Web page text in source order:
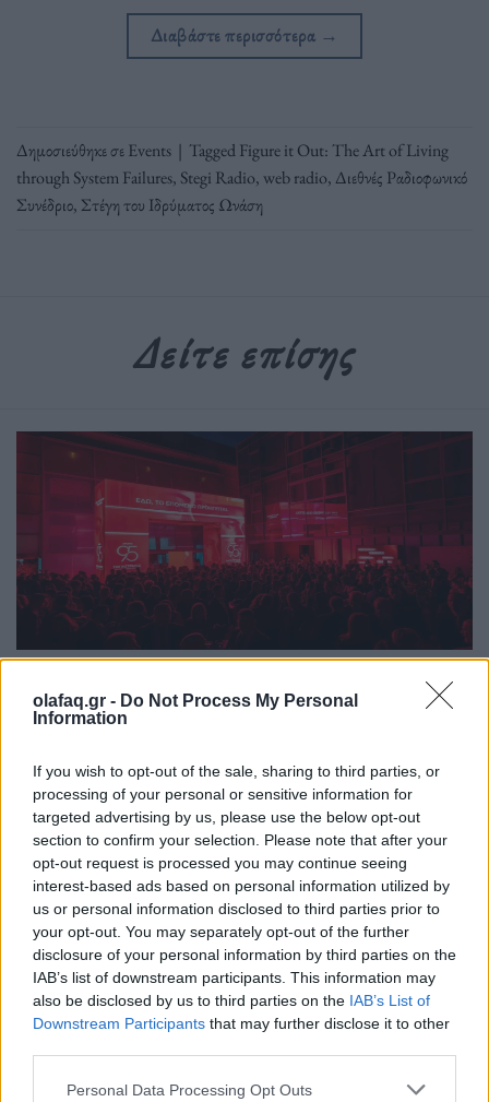
olafaq.gr - Do Not Process My Personal
Information
If you wish to opt-out of the sale, sharing to third parties, or
processing of your personal or sensitive information for
targeted advertising by us, please use the below opt-out
section to confirm your selection. Please note that after your
opt-out request is processed you may continue seeing
interest-based ads based on personal information utilized by
us or personal information disclosed to third parties prior to
your opt-out. You may separately opt-out of the further
disclosure of your personal information by third parties on the
IAB’s list of downstream participants. This information may
also be disclosed by us to third parties on the IAB’s List of
Downstream Participants that may further disclose it to other
Personal Data Processing Opt Outs
Διαβάστε περισσότερα →
Δημοσιεύθηκε σεEvents | TaggedFigure it Out: The Art of Living
through System Failures, Stegi Radio,web radio, Διεθνές Ραδιοφωνικό
Συνέδριο, Στέγη του Ιδρύματος Ωνάση
Δείτε επίσης
Events
Παπαστράτος: 95 χρόνια ιστορίας με το
28.05.26
Με αφετηρία τον Πειραιά του 1931 και πυξίδα το μέλλον, η
Παπαστράτος γιόρτασε τα 95 χρόνια της και παρουσίασε το
FutuReady Greece.